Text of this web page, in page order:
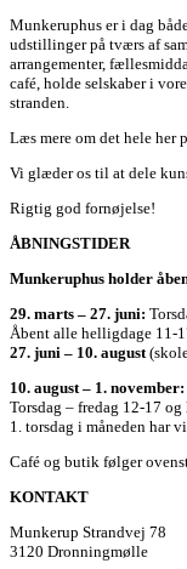
Munkeruphus er i dag
udstillinger på tværs af
arrangementer,
café, holde selskaber i
stranden.
Læs mere om det hele her
Vi glæder os til at dele
Rigtig god fornøjelse!
ÅBNINGSTIDER
Munkeruphus holder
29. marts – 27. juni:
Åbent alle helligdage 11-
27. juni – 10. august
10. august – 1. november:
Torsdag – fredag 12-17
1. torsdag i måneden har
Café og butik følger
KONTAKT
Munkerup Strandvej 78
3120 Dronningmølle